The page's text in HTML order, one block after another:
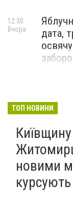
дата,
12:30
Вчора
ТОП НОВИНИ
Київщину
новими